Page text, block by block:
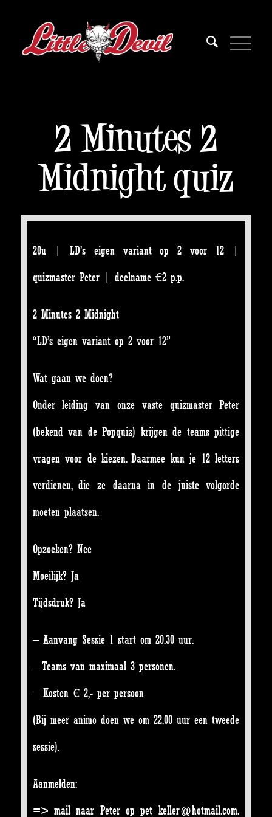
2 Minutes 2
Midnight quiz
20u | LD’s eigen variant op 2 voor 12 |
quizmaster Peter | deelname €2 p.p.
2 Minutes 2 Midnight
“LD’s eigen variant op 2 voor 12”
Wat gaan we doen?
Onder leiding van onze vaste quizmaster Peter
(bekend van de Popquiz) krijgen de teams pittige
vragen voor de kiezen. Daarmee kun je 12 letters
verdienen, die ze daarna in de juiste volgorde
moeten plaatsen.
Opzoeken? Nee
Moeilijk? Ja
Tijdsdruk? Ja
– Aanvang Sessie 1 start om 20.30 uur.
– Teams van maximaal 3 personen.
– Kosten € 2,- per persoon
(Bij meer animo doen we om 22.00 uur een tweede
sessie).
Aanmelden:
=> mail naar Peter op pet_keller@hotmail.com.